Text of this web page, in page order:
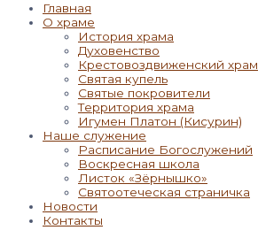
Главная
О храме
История храма
Духовенство
Крестовоздвиженский храм
Святая купель
Святые покровители
Территория храма
Игумен Платон (Кисурин)
Наше служение
Расписание Богослужений
Воскресная школа
Листок «Зёрнышко»
Святоотеческая страничка
Новости
Контакты